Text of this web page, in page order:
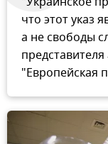
что этот указ
а не свободы
"Европейская